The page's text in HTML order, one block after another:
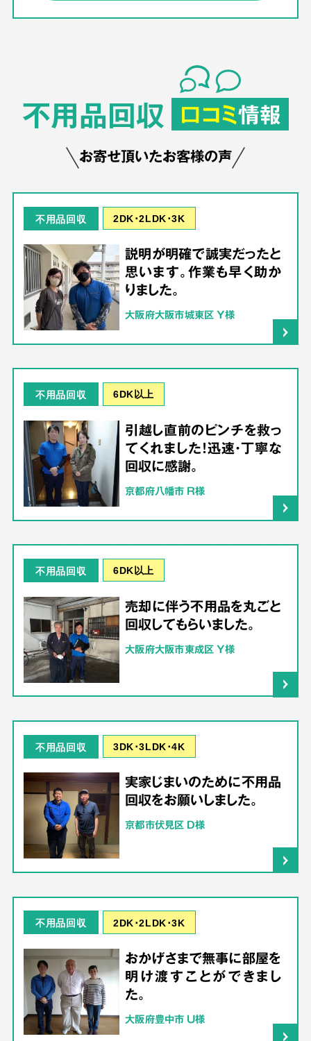
不用品回収 口コミ情報
お寄せ頂いたお客様の声
不用品回収 2DK･2LDK･3K
説明が明確で誠実だったと
思います。作業も早く助か
りました。
大阪府大阪市城東区 Y様
不用品回収 6DK以上
引越し直前のピンチを救っ
てくれました！迅速・丁寧な
回収に感謝。
京都府八幡市 R様
不用品回収 6DK以上
売却に伴う不用品を丸ごと
回収してもらいました。
大阪府大阪市東成区 Y様
不用品回収 3DK･3LDK･4K
実家じまいのために不用品
回収をお願いしました。
京都市伏見区 D様
不用品回収 2DK･2LDK･3K
おかげさまで無事に部屋を
明け渡すことができまし
た。
大阪府豊中市 U様